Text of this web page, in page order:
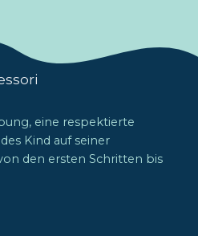
eine respektierte
Kind auf seiner
den ersten Schritten bis